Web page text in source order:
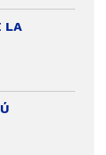
LA